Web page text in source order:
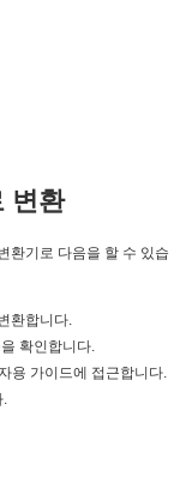
변환
환기로 다음을 할 수 있습
환합니다.
확인합니다.
용 가이드에 접근합니다.
.